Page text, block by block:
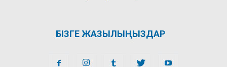
БІЗГЕ ЖАЗЫЛЫҢЫЗДАР